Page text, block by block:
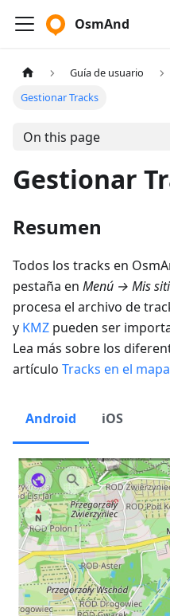
OsmAnd
Guía de usuario
Gestionar Tracks
On this page
Gestionar
Resumen
Todos los tracks en
pestaña en Menú → Mis
procesa el archivo de
y KMZ pueden ser
Lea más sobre los
artículo Tracks en el mapa
Android iOS